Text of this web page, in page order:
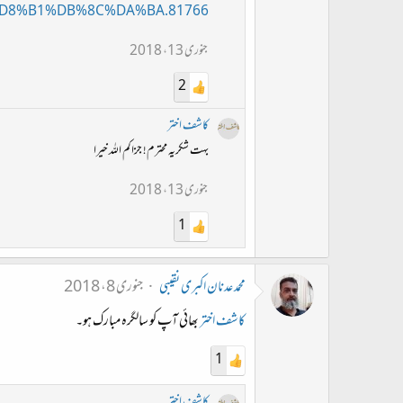
جنوری 13، 2018
2
کاشف اختر
بہت شکریہ محترم! جزاکم اللہ خیرا
جنوری 13، 2018
1
محمد عدنان اکبری نقیبی
جنوری 8، 2018
کاشف اختربھائی آپ کو سالگرہ مبارک ہو۔
1